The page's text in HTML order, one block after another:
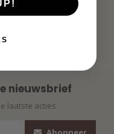
nieuwsbrief
laatste acties